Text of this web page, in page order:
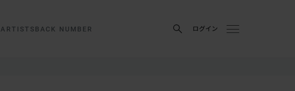
ARTISTSBACK NUMBER ログイン